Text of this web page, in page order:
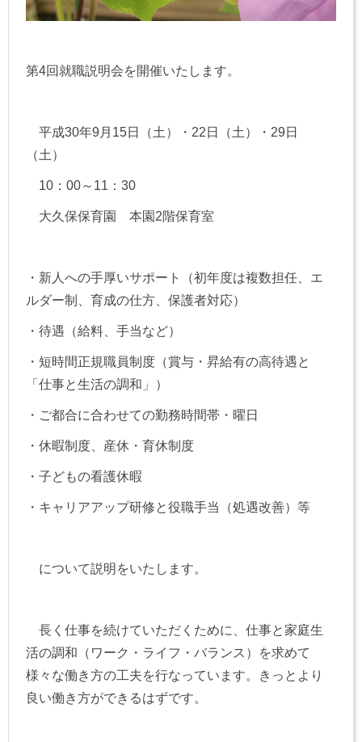
第4回就職説明会を開催いたします。
平成30年9月15日（土）・22日（土）・29日
（土）
10：00～11：30
大久保保育園 本園2階保育室
・新人への手厚いサポート（初年度は複数担任、エ
ルダー制、育成の仕方、保護者対応）
・待遇（給料、手当など）
・短時間正規職員制度（賞与・昇給有の高待遇と
「仕事と生活の調和」）
・ご都合に合わせての勤務時間帯・曜日
・休暇制度、産休・育休制度
・子どもの看護休暇
・キャリアアップ研修と役職手当（処遇改善）等
について説明をいたします。
長く仕事を続けていただくために、仕事と家庭生
活の調和（ワーク・ライフ・バランス）を求めて
様々な働き方の工夫を行なっています。きっとより
良い働き方ができるはずです。